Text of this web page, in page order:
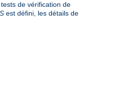
de vérification de
est défini, les détails de